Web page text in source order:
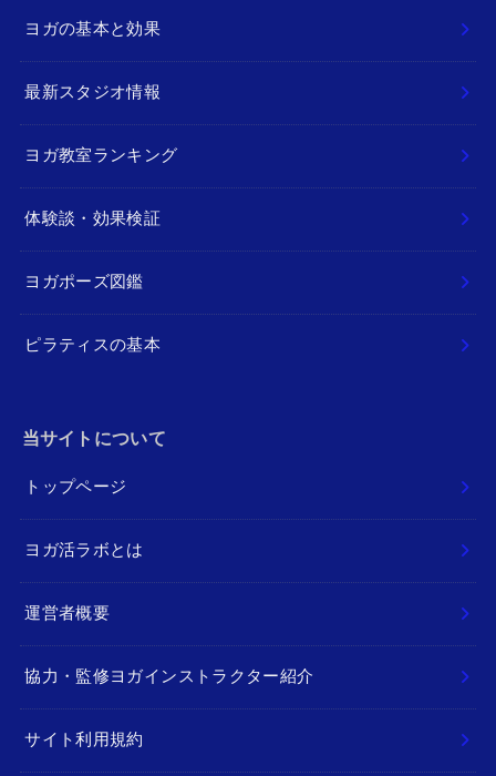
ヨガの基本と効果
最新スタジオ情報
ヨガ教室ランキング
体験談・効果検証
ヨガポーズ図鑑
ピラティスの基本
当サイトについて
トップページ
ヨガ活ラボとは
運営者概要
協力・監修ヨガインストラクター紹介
サイト利用規約